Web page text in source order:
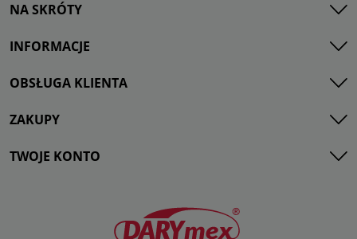
NA SKRÓTY
INFORMACJE
OBSŁUGA KLIENTA
ZAKUPY
TWOJE KONTO